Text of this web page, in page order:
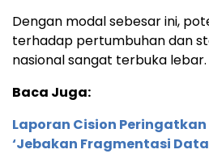
Dengan modal sebesar ini,
terhadap pertumbuhan dan
nasional sangat terbuka lebar.
Baca Juga:
Laporan Cision
‘Jebakan Fragmentasi